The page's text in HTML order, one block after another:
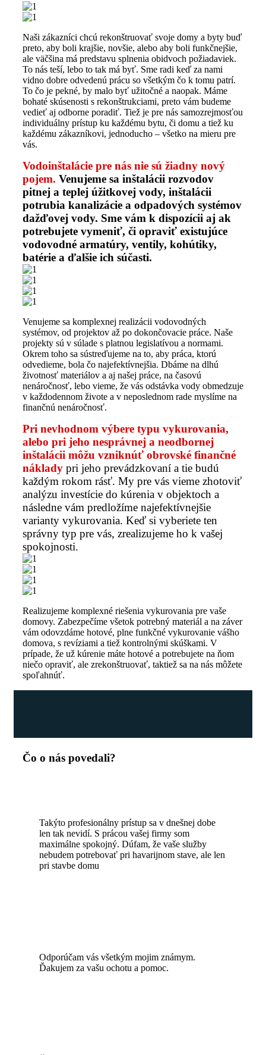
Naši zákazníci chcú rekonštruovať svoje domy a byty buď
preto, aby boli krajšie, novšie, alebo aby boli funkčnejšie,
ale väčšina má predstavu splnenia obidvoch požiadaviek.
To nás teší, lebo to tak má byť. Sme radi keď za nami
vidno dobre odvedenú prácu so všetkým čo k tomu patrí.
To čo je pekné, by malo byť užitočné a naopak. Máme
bohaté skúsenosti s rekonštrukciami, preto vám budeme
vedieť aj odborne poradiť. Tiež je pre nás samozrejmosťou
individuálny prístup ku každému bytu, či domu a tiež ku
každému zákazníkovi, jednoducho – všetko na mieru pre
vás.
Vodoinštalácie pre nás nie sú žiadny nový
pojem. Venujeme sa inštalácii rozvodov
pitnej a teplej úžitkovej vody, inštalácii
potrubia kanalizácie a odpadových systémov
dažďovej vody. Sme vám k dispozícii aj ak
potrebujete vymeniť, či opraviť existujúce
vodovodné armatúry, ventily, kohútiky,
batérie a ďalšie ich súčasti.
Venujeme sa komplexnej realizácii vodovodných
systémov, od projektov až po dokončovacie práce. Naše
projekty sú v súlade s platnou legislatívou a normami.
Okrem toho sa sústreďujeme na to, aby práca, ktorú
odvedieme, bola čo najefektívnejšia. Dbáme na dlhú
životnosť materiálov a aj našej práce, na časovú
nenáročnosť, lebo vieme, že vás odstávka vody obmedzuje
v každodennom živote a v neposlednom rade myslíme na
finančnú nenáročnosť.
Pri nevhodnom výbere typu vykurovania,
alebo pri jeho nesprávnej a neodbornej
inštalácii môžu vzniknúť obrovské finančné
náklady pri jeho prevádzkovaní a tie budú
každým rokom rásť. My pre vás vieme zhotoviť
analýzu investície do kúrenia v objektoch a
následne vám predložíme najefektívnejšie
varianty vykurovania. Keď si vyberiete ten
správny typ pre vás, zrealizujeme ho k vašej
spokojnosti.
Realizujeme komplexné riešenia vykurovania pre vaše
domovy. Zabezpečíme všetok potrebný materiál a na záver
vám odovzdáme hotové, plne funkčné vykurovanie vášho
domova, s revíziami a tiež kontrolnými skúškami. V
prípade, že už kúrenie máte hotové a potrebujete na ňom
niečo opraviť, ale zrekonštruovať, taktiež sa na nás môžete
spoľahnúť.
Čo o nás povedali?
Takýto profesionálny prístup sa v dnešnej dobe
len tak nevidí. S prácou vašej firmy som
maximálne spokojný. Dúfam, že vaše služby
nebudem potrebovať pri havarijnom stave, ale len
pri stavbe domu
Odporúčam vás všetkým mojim známym.
Ďakujem za vašu ochotu a pomoc.